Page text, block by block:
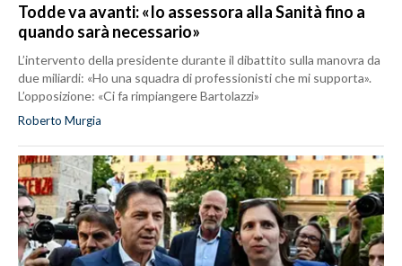
Todde va avanti: «Io assessora alla Sanità fino a
quando sarà necessario»
L’intervento della presidente durante il dibattito sulla manovra da
due miliardi: «Ho una squadra di professionisti che mi supporta».
L’opposizione: «Ci fa rimpiangere Bartolazzi»
Roberto Murgia